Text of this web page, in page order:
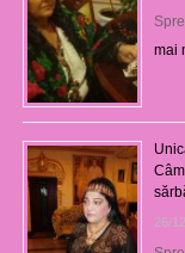
mai
26/